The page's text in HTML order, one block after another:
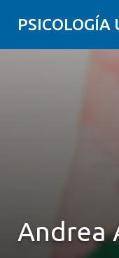
PSICOLOGÍA
Andrea